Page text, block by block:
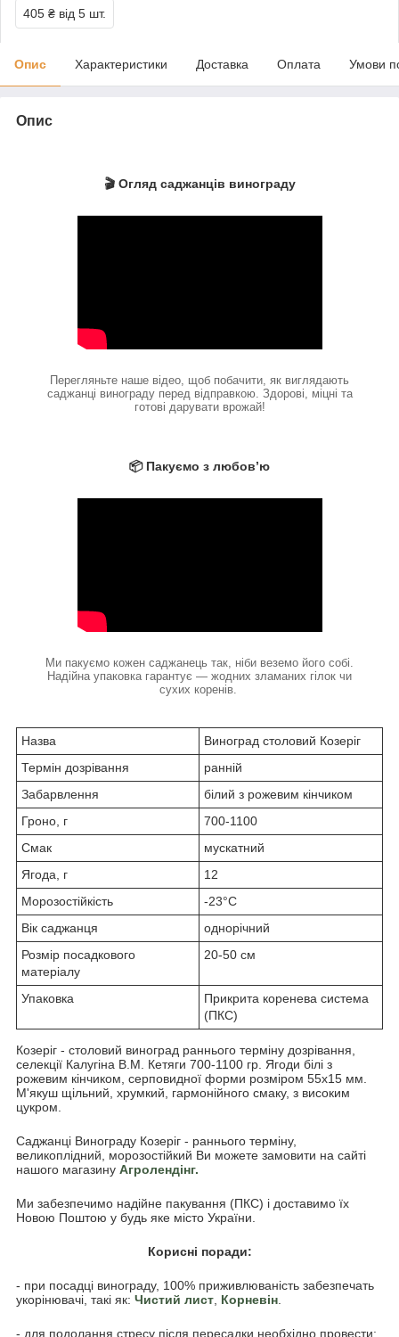
405 ₴ від 5 шт.
Опис Характеристики Доставка Оплата Умови
Опис
🎬 Огляд саджанців винограду
Перегляньте наше відео, щоб побачити, як виглядають
саджанці винограду перед відправкою. Здорові, міцні та
готові дарувати врожай!
📦 Пакуємо з любов’ю
Ми пакуємо кожен саджанець так, ніби веземо його собі.
Надійна упаковка гарантує — жодних зламаних гілок чи
сухих коренів.
Назва
Виноград столовий Козеріг
Термін дозрівання
ранній
Забарвлення
білий з рожевим кінчиком
Гроно, г
700-1100
Смак
мускатний
Ягода, г
12
Морозостійкість
-23°С
Вік саджанця
однорічний
Розмір посадкового
матеріалу
20-50 см
Упаковка
Прикрита коренева система
(ПКС)
Козеріг - столовий виноград раннього терміну дозрівання,
селекції Калугіна В.М. Кетяги 700-1100 гр. Ягоди білі з
рожевим кінчиком, серповидної форми розміром 55х15 мм.
М'якуш щільний, хрумкий, гармонійного смаку, з високим
цукром.
Саджанці Винограду Козеріг - раннього терміну,
великоплідний, морозостійкий Ви можете замовити на сайті
нашого магазину Агролендінг.
Ми забезпечимо надійне пакування (ПКС) і доставимо їх
Новою Поштою у будь яке місто України.
Корисні поради:
- при посадці винограду, 100% приживлюваність забезпечать
укорінювачі, такі як: Чистий лист Корневін
- для подолання стресу після пересадки необхідно провести: